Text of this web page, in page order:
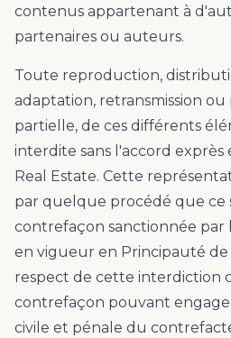
contenus appartenant à
partenaires ou auteurs.
Toute reproduction,
adaptation, retransmission
partielle, de ces différents
interdite sans l'accord exprès
Real Estate. Cette
par quelque procédé que ce
contrefaçon sanctionnée par
en vigueur en Principauté de
respect de cette interdiction
contrefaçon pouvant
civile et pénale du